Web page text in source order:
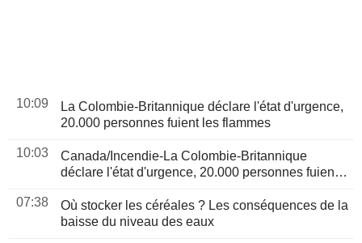
10:09
La Colombie-Britannique déclare l'état d'urgence,
20.000 personnes fuient les flammes
10:03
Canada/Incendie-La Colombie-Britannique
déclare l'état d'urgence, 20.000 personnes fuient
07:38
Où stocker les céréales ? Les conséquences de la
baisse du niveau des eaux